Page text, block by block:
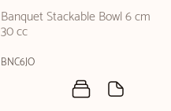
Banquet Stackable Bowl 6 cm
30 cc
BNC6JO